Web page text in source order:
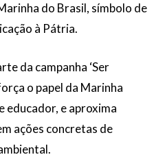
do Brasil, símbolo de
à Pátria.
da campanha ‘Ser
o papel da Marinha
educador, e aproxima
ações concretas de